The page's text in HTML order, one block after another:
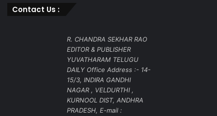
Contact Us :
R. CHANDRA SEKHAR RAO
EDITOR & PUBLISHER
YUVATHARAM TELUGU
DAILY Office Address :- 14-
15/3, INDIRA GANDHI
NAGAR , VELDURTHI ,
KURNOOL DIST, ANDHRA
PRADESH, E-mail :